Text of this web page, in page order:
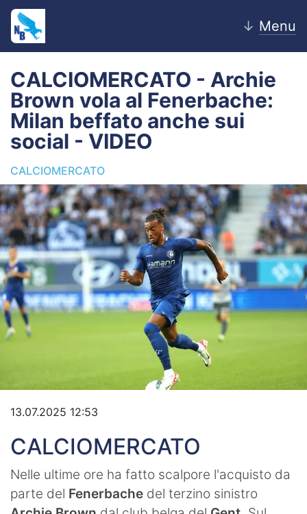
↓ Menu
Home
News
Editoriale
Pagelle
Settore Giovanile
Lazio Women
Calciomercato
Video
CALCIOMERCATO - Archie
Brown vola al Fenerbache:
Milan beffato anche sui
social - VIDEO
CALCIOMERCATO
13.07.2025 12:53
CALCIOMERCATO
Nelle ultime ore ha fatto scalpore l'acquisto da
parte del Fenerbache del terzino sinistro